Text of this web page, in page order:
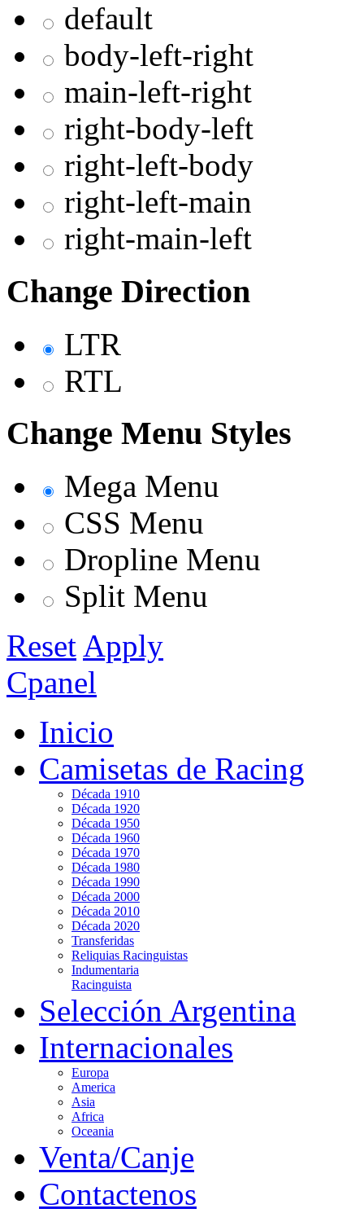
default
body-left-right
main-left-right
right-body-left
right-left-body
right-left-main
right-main-left
Change Direction
LTR
RTL
Change Menu Styles
Mega Menu
CSS Menu
Dropline Menu
Split Menu
Reset Apply
Cpanel
Inicio
Camisetas de Racing
Década 1910
Década 1920
Década 1950
Década 1960
Década 1970
Década 1980
Década 1990
Década 2000
Década 2010
Década 2020
Transferidas
Reliquias Racinguistas
Indumentaria
Racinguista
Selección Argentina
Internacionales
Europa
America
Asia
Africa
Oceania
Venta/Canje
Contactenos